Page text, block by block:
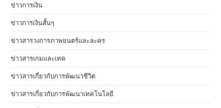
ข่าวการเงิน
ข่าวการเงินสั้นๆ
ข่าวสารวงการภาพยนตร์และละคร
ข่าวสารเกมและเทค
ข่าวสารเกี่ยวกับการพัฒนาชีวิต
ข่าวสารเกี่ยวกับการพัฒนาเทคโนโลยี